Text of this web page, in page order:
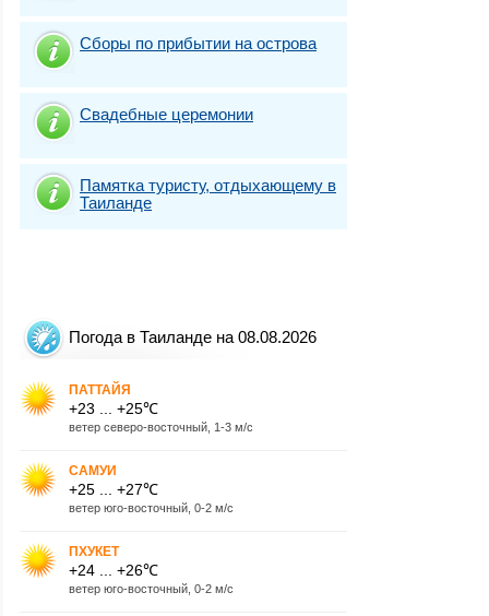
Сборы по прибытии на острова
Свадебные церемонии
Памятка туристу, отдыхающему в
Таиланде
Погода в Таиланде на 08.08.2026
ПАТТАЙЯ
+23 ... +25℃
ветер северо-восточный, 1-3 м/с
САМУИ
+25 ... +27℃
ветер юго-восточный, 0-2 м/с
ПХУКЕТ
+24 ... +26℃
ветер юго-восточный, 0-2 м/с